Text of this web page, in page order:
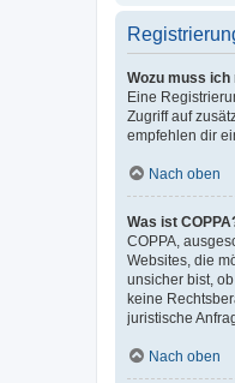
Wozu muss
Eine
Zugriff auf
empfehlen dir
Nach oben
Was ist
COPPA,
Websites, die
unsicher bist,
keine
juristische
Nach oben